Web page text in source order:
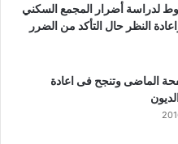
لدراسة أضرار المجمع السكني
النظر حال التأكد من الضرر
الماضى وتنجح فى اعادة